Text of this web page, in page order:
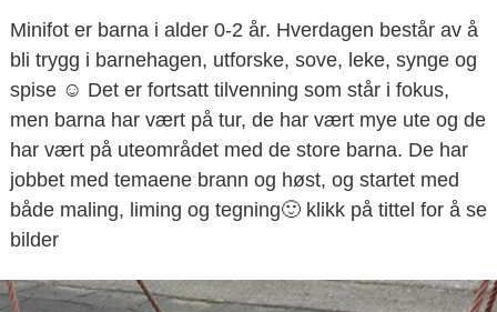
Minifot er barna i alder 0-2 år. Hverdagen består av å
bli trygg i barnehagen, utforske, sove, leke, synge og
spise ☺️ Det er fortsatt tilvenning som står i fokus,
men barna har vært på tur, de har vært mye ute og de
har vært på uteområdet med de store barna. De har
jobbet med temaene brann og høst, og startet med
både maling, liming og tegning🙂 klikk på tittel for å se
bilder